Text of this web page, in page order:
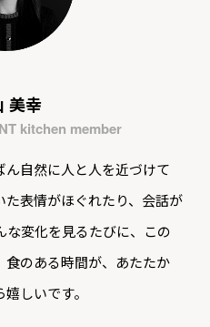
美幸
kitchen member
自然に人と人を近づけて
た表情がほぐれたり、会話が
変化を見るたびに、この
食のある時間が、あたたか
しいです。